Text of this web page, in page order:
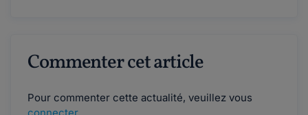
Commenter cet article
Pour commenter cette actualité, veuillez vous